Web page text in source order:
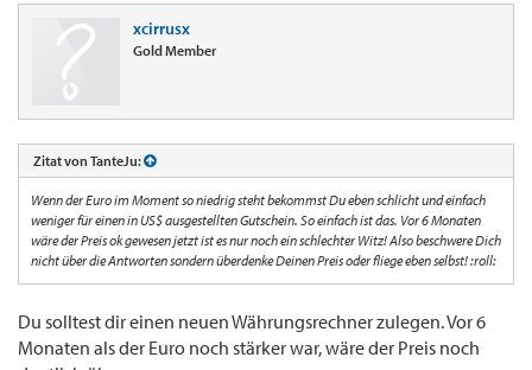
xcirrusx
Gold Member
Zitat von TanteJu:
Wenn der Euro im Moment so niedrig steht bekommst Du eben schlicht und einfach
weniger für einen in US$ ausgestellten Gutschein. So einfach ist das. Vor 6 Monaten
wäre der Preis ok gewesen jetzt ist es nur noch ein schlechter Witz! Also beschwere Dich
nicht über die Antworten sondern überdenke Deinen Preis oder fliege eben selbst! :roll:
Du solltest dir einen neuen Währungsrechner zulegen. Vor 6
Monaten als der Euro noch stärker war, wäre der Preis noch